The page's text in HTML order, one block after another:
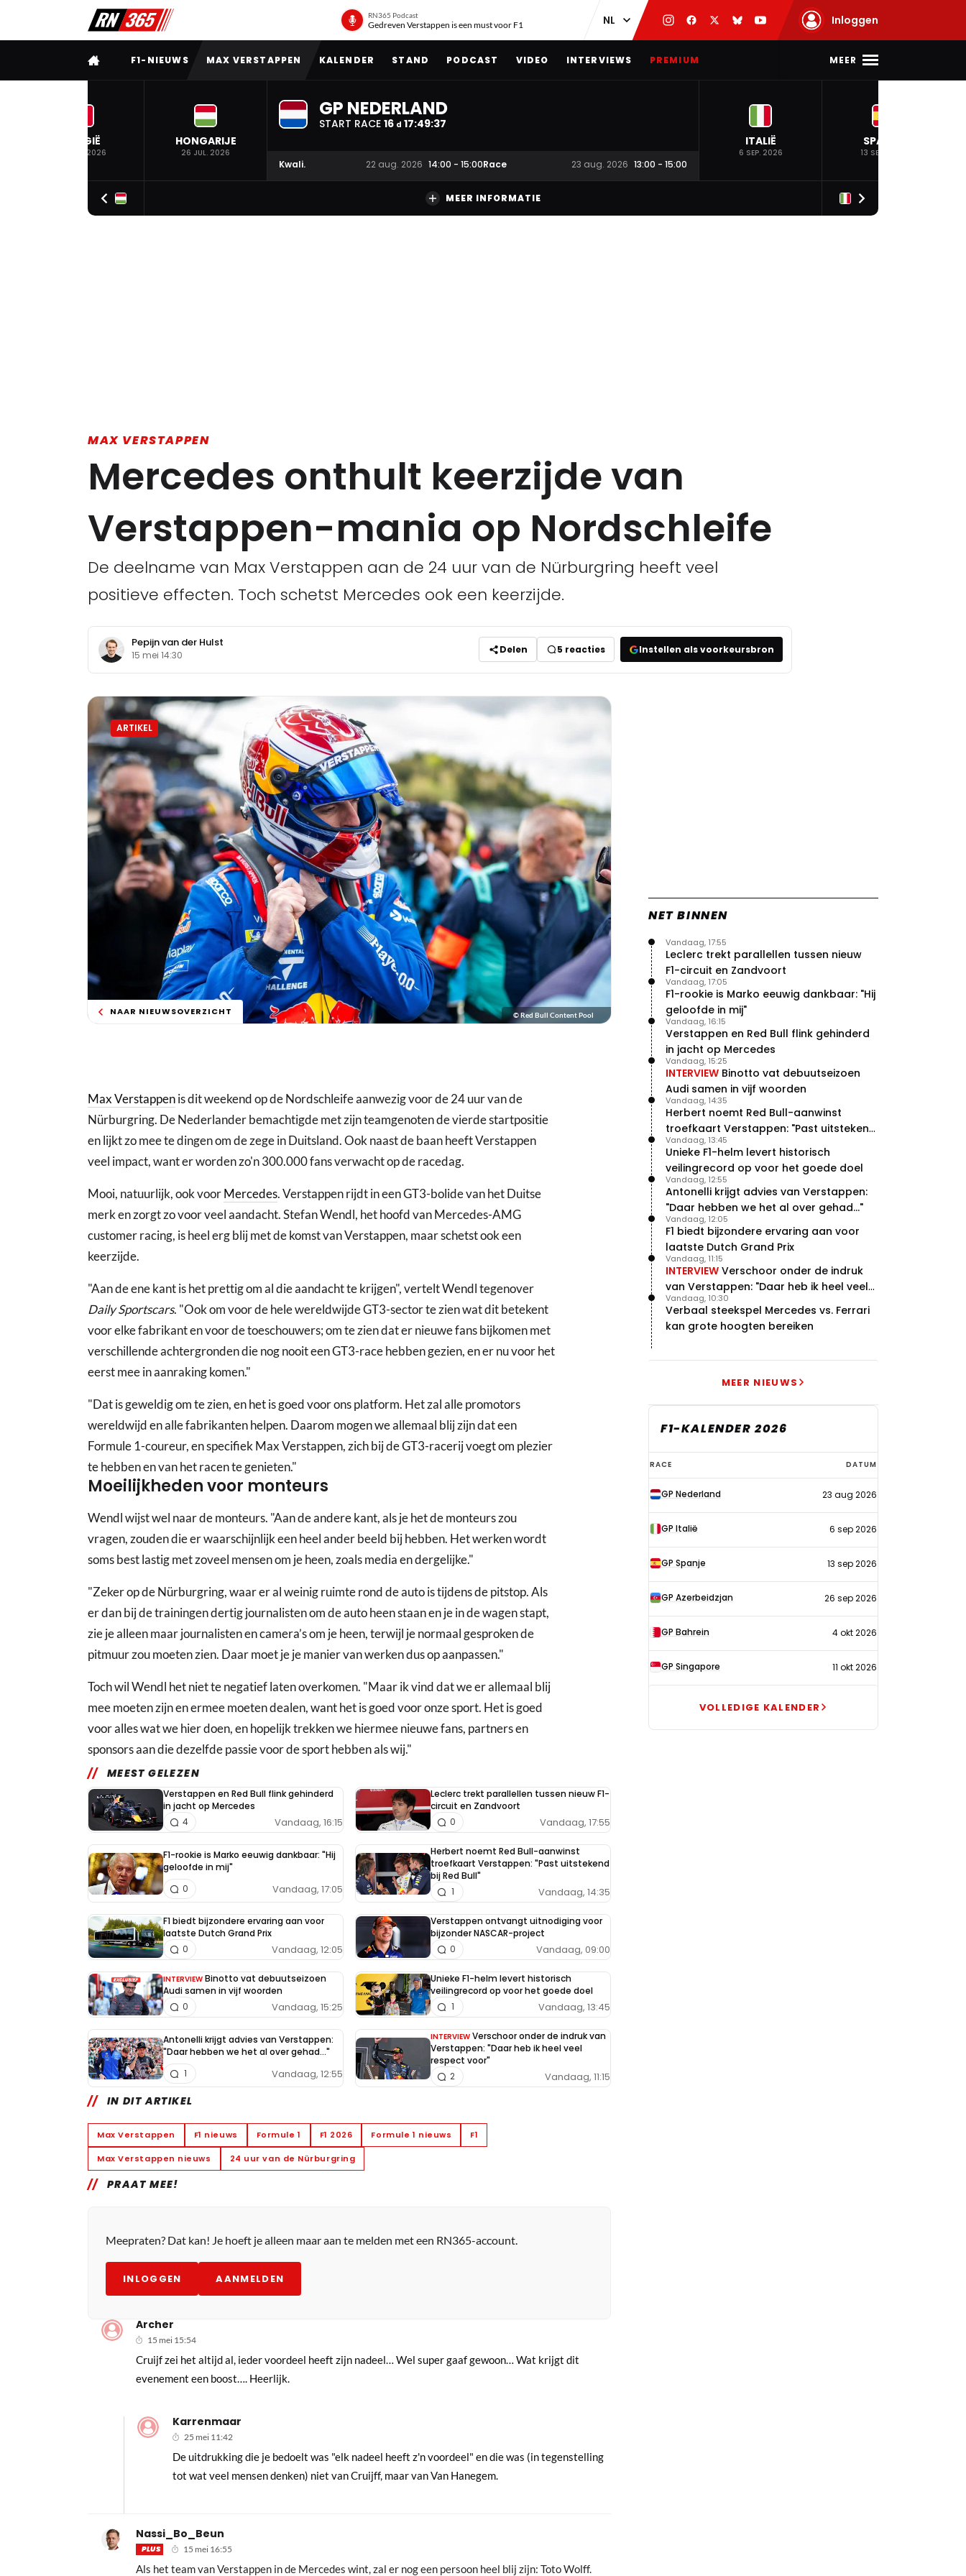
RN365 Podcast
Gedreven Verstappen is een must voor F1 Inloggen
VOLLEDIG MENU
F1-NIEUWS MAX VERSTAPPEN KALENDER STAND PODCAST VIDEO INTERVIEWS PREMIUM MEER
BELGIË
19 JUL. 2026
HONGARIJE
26 JUL. 2026
GP NEDERLAND
START RACE 16 d 17:49:36
Kwali. 22 aug. 2026 14:00 - 15:00Race 23 aug. 2026 13:00 - 15:00
ITALIË
6 SEP. 2026
SPANJE
13 SEP. 2026
MEER INFORMATIE
MAX VERSTAPPEN
Mercedes onthult keerzijde van
Verstappen-mania op Nordschleife
De deelname van Max Verstappen aan de 24 uur van de Nürburgring heeft veel
positieve effecten. Toch schetst Mercedes ook een keerzijde.
Pepijn van der Hulst
15 mei 14:30 Delen 5 reacties Instellen als voorkeursbron
ARTIKEL
NAAR NIEUWSOVERZICHT © Red Bull Content Pool
Max Verstappenis dit weekend op de Nordschleife aanwezig voor de 24 uur van de
Nürburgring. De Nederlander bemachtigde met zijn teamgenoten de vierde startpositie
en lijkt zo mee te dingen om de zege in Duitsland. Ook naast de baan heeft Verstappen
veel impact, want er worden zo'n 300.000 fans verwacht op de racedag.
Mooi, natuurlijk, ook voorMercedes. Verstappen rijdt in een GT3-bolide van het Duitse
merk en zorgt zo voor veel aandacht. Stefan Wendl, het hoofd van Mercedes-AMG
customer racing, is heel erg blij met de komst van Verstappen, maar schetst ook een
keerzijde.
"Aan de ene kant is het prettig om al die aandacht te krijgen", vertelt Wendl tegenover
Daily Sportscars. "Ook om voor de hele wereldwijde GT3-sector te zien wat dit betekent
voor elke fabrikant en voor de toeschouwers; om te zien dat er nieuwe fans bijkomen met
verschillende achtergronden die nog nooit een GT3-race hebben gezien, en er nu voor het
eerst mee in aanraking komen."
"Dat is geweldig om te zien, en het is goed voor ons platform. Het zal alle promotors
wereldwijd en alle fabrikanten helpen. Daarom mogen we allemaal blij zijn dat een
Formule 1-coureur, en specifiek Max Verstappen, zich bij de GT3-racerij voegt om plezier
te hebben en van het racen te genieten."
Moeilijkheden voor monteurs
Wendl wijst wel naar de monteurs. "Aan de andere kant, als je het de monteurs zou
vragen, zouden die er waarschijnlijk een heel ander beeld bij hebben. Het werken wordt
soms best lastig met zoveel mensen om je heen, zoals media en dergelijke."
"Zeker op de Nürburgring, waar er al weinig ruimte rond de auto is tijdens de pitstop. Als
er dan bij de trainingen dertig journalisten om de auto heen staan en je in de wagen stapt,
zie je alleen maar journalisten en camera’s om je heen, terwijl je normaal gesproken de
pitmuur zou moeten zien. Daar moet je je manier van werken dus op aanpassen."
Toch wil Wendl het niet te negatief laten overkomen. "Maar ik vind dat we er allemaal blij
mee moeten zijn en ermee moeten dealen, want het is goed voor onze sport. Het is goed
voor alles wat we hier doen, en hopelijk trekken we hiermee nieuwe fans, partners en
sponsors aan die dezelfde passie voor de sport hebben als wij."
MEEST GELEZEN
Verstappen en Red Bull flink gehinderd
in jacht op Mercedes
Vandaag, 16:15
4
Leclerc trekt parallellen tussen nieuw F1-
circuit en Zandvoort
Vandaag, 17:55
0
F1-rookie is Marko eeuwig dankbaar: "Hij
geloofde in mij"
Vandaag, 17:05
0
Herbert noemt Red Bull-aanwinst
troefkaart Verstappen: "Past uitstekend
bij Red Bull"
Vandaag, 14:35
1
F1 biedt bijzondere ervaring aan voor
laatste Dutch Grand Prix
Vandaag, 12:05
0
Verstappen ontvangt uitnodiging voor
bijzonder NASCAR-project
Vandaag, 09:00
0
INTERVIEW Binotto vat debuutseizoen
Audi samen in vijf woorden
Vandaag, 15:25
0
Unieke F1-helm levert historisch
veilingrecord op voor het goede doel
Vandaag, 13:45
1
Antonelli krijgt advies van Verstappen:
"Daar hebben we het al over gehad..."
Vandaag, 12:55
1
INTERVIEW Verschoor onder de indruk van
Verstappen: "Daar heb ik heel veel
respect voor"
Vandaag, 11:15
2
IN DIT ARTIKEL
Max Verstappen F1 nieuws Formule 1 F1 2026 Formule 1 nieuws F1
Max Verstappen nieuws 24 uur van de Nürburgring
PRAAT MEE!
Meepraten? Dat kan! Je hoeft je alleen maar aan te melden met een RN365-account.
INLOGGEN AANMELDEN
Archer
15 mei 15:54
Cruijf zei het altijd al, ieder voordeel heeft zijn nadeel… Wel super gaaf gewoon… Wat krijgt dit
evenement een boost…. Heerlijk.
Karrenmaar
25 mei 11:42
De uitdrukking die je bedoelt was "elk nadeel heeft z'n voordeel" en die was (in tegenstelling
tot wat veel mensen denken) niet van Cruijff, maar van Van Hanegem.
Nassi_Bo_Beun
PLUS 15 mei 16:55
Als het team van Verstappen in de Mercedes wint, zal er nog een persoon heel blij zijn: Toto Wolff.
NET BINNEN
Leclerc trekt parallellen tussen nieuw
F1-circuit en Zandvoort
Vandaag, 17:55
F1-rookie is Marko eeuwig dankbaar: "Hij
geloofde in mij"
Vandaag, 17:05
Verstappen en Red Bull flink gehinderd
in jacht op Mercedes
Vandaag, 16:15
INTERVIEW Binotto vat debuutseizoen
Audi samen in vijf woorden
Vandaag, 15:25
Herbert noemt Red Bull-aanwinst
troefkaart Verstappen: "Past uitstekend
bij Red Bull"
Vandaag, 14:35
Unieke F1-helm levert historisch
veilingrecord op voor het goede doel
Vandaag, 13:45
Antonelli krijgt advies van Verstappen:
"Daar hebben we het al over gehad..."
Vandaag, 12:55
F1 biedt bijzondere ervaring aan voor
laatste Dutch Grand Prix
Vandaag, 12:05
INTERVIEW Verschoor onder de indruk
van Verstappen: "Daar heb ik heel veel
respect voor"
Vandaag, 11:15
Verbaal steekspel Mercedes vs. Ferrari
kan grote hoogten bereiken
Vandaag, 10:30
MEER NIEUWS
F1-KALENDER 2026
F1-
kalender
2026
RACE DATUM
GP Nederland 23 aug 2026
GP Italië 6 sep 2026
GP Spanje 13 sep 2026
GP Azerbeidzjan 26 sep 2026
GP Bahrein 4 okt 2026
GP Singapore 11 okt 2026
VOLLEDIGE KALENDER